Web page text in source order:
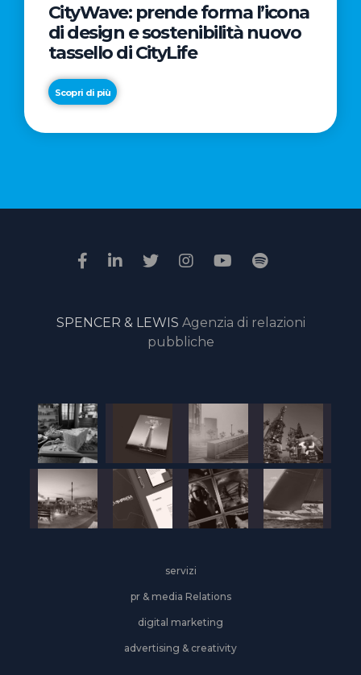
CityWave: prende forma l’icona
di design e sostenibilità nuovo
tassello di CityLife
Scopri di più
News
“Passione
il
della
giuria
online
SPENCER & LEWIS Agenzia di relazioni
pubbliche
servizi
pr & media Relations
digital marketing
advertising & creativity